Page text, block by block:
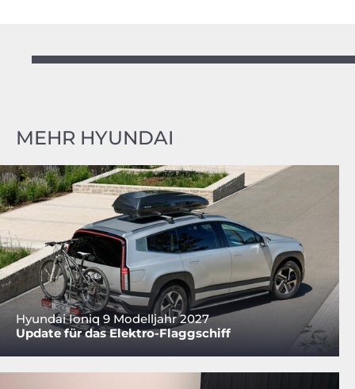
MEHR HYUNDAI
Hyundai Ioniq 9 Modelljahr 2027
Update für das Elektro-Flaggschiff